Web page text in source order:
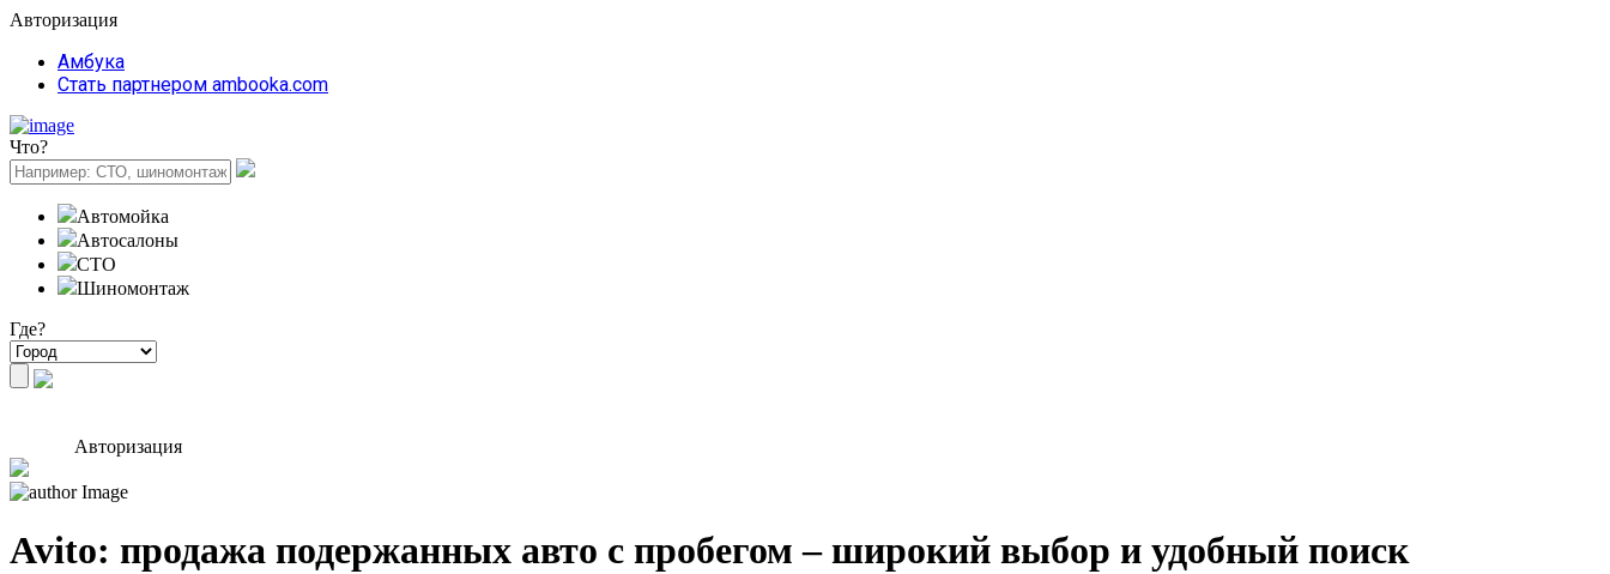
Авторизация
Амбука
Стать партнером ambooka.com
Что?
Автомойка
Автосалоны
СТО
Шиномонтаж
Где?
Авторизация
Avito: продажа подержанных авто с пробегом – широкий выбор и удобный поиск